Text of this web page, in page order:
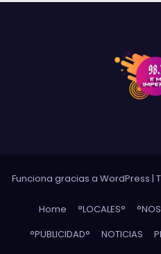
Funciona gracias a WordPress |
Home °LOCALES°
°PUBLICIDAD°
NOTICIAS